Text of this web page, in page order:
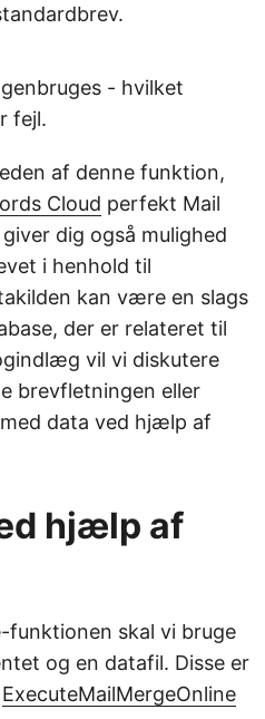
- hvilket
fejl.
af denne funktion,
Cloud perfekt Mail
dig også mulighed
i henhold til
kan være en slags
der er relateret til
vil vi diskutere
brevfletningen eller
data ved hjælp af
hjælp af
funktionen skal vi bruge
og en datafil. Disse er
ExecuteMailMergeOnline